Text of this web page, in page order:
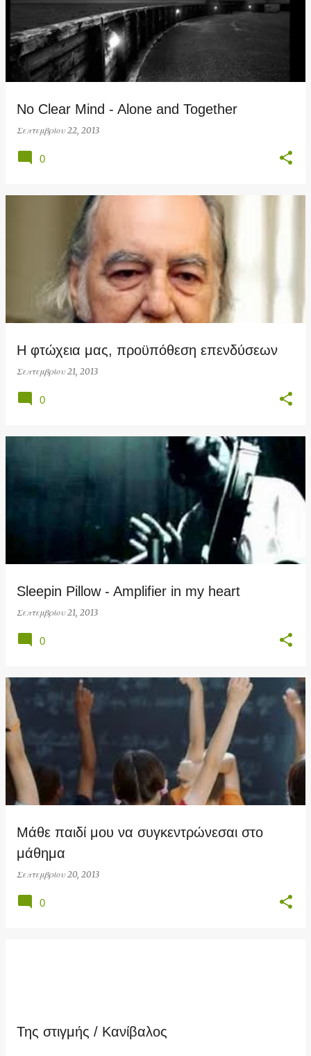
No Clear Mind - Alone and Together
Σεπτεμβρίου 22, 2013
0
Η φτώχεια μας, προϋπόθεση επενδύσεων
Σεπτεμβρίου 21, 2013
0
Sleepin Pillow - Amplifier in my heart
Σεπτεμβρίου 21, 2013
0
Μάθε παιδί μου να συγκεντρώνεσαι στο
μάθημα
Σεπτεμβρίου 20, 2013
0
Της στιγμής / Κανίβαλος